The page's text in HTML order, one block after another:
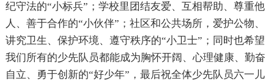
纪守法的“小标兵”；学校里团结友爱、互相帮助、尊重他
人、善于合作的“小伙伴”；社区和公共场所，爱护公物、
讲究卫生、保护环境、遵守秩序的“小卫士”；同时也希望
我们所有的少先队员都能成为胸怀开阔、心理健康、勤奋
自立、勇于创新的“好少年”，最后祝全体少先队员六一儿